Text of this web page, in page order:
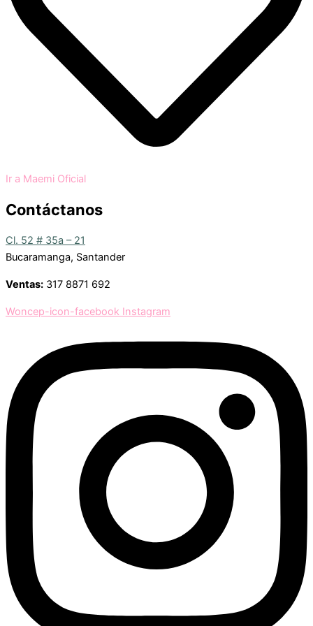
Ir a Maemi Oficial
Contáctanos
Cl. 52 # 35a – 21
Bucaramanga, Santander
Ventas: 317 8871 692
Woncep-icon-facebook Instagram